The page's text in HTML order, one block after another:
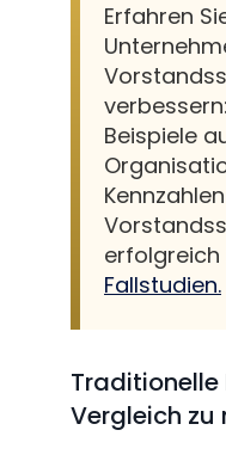
Erfahren
Beispiele
erfolgreich
Fallstudien.
Traditionelle
Vergleich zu